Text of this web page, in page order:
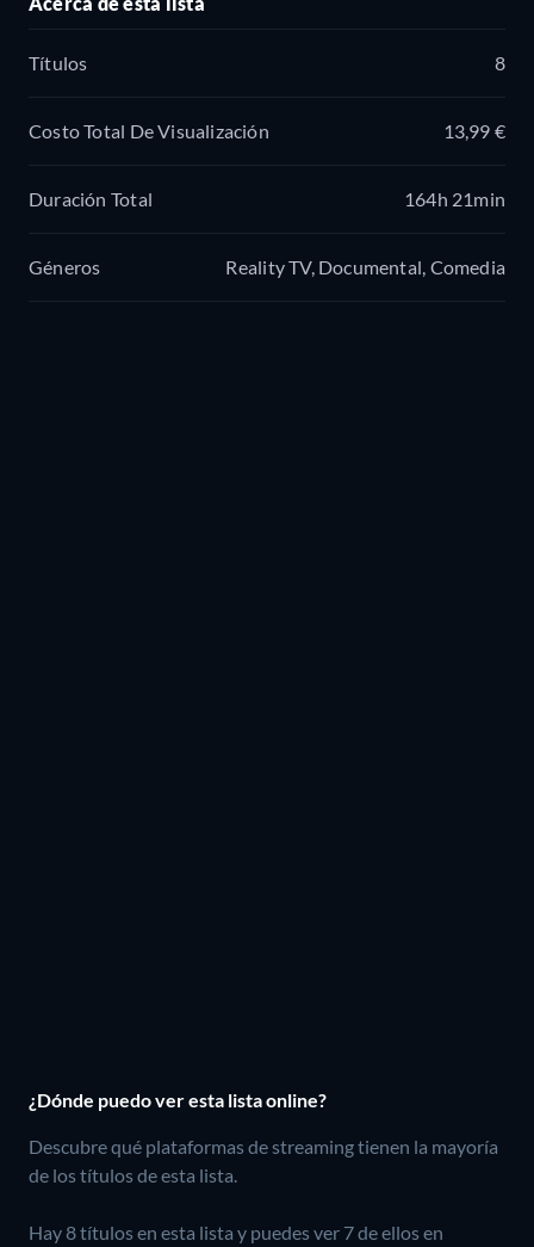
Títulos 8
Costo Total De Visualización 13,99 €
Duración Total 164h 21min
Géneros Reality TV, Documental, Comedia
¿Dónde puedo ver esta lista online?
Descubre qué plataformas de streaming tienen la mayoría
de los títulos de esta lista.
Hay 8 títulos en esta lista y puedes ver 7 de ellos en